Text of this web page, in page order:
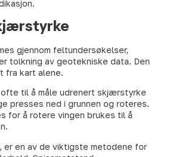
gjennom feltundersøkelser,
tolkning av geotekniske data. Den
fra kart alene.
til å måle udrenert skjærstyrke
presses ned i grunnen og roteres.
for å rotere vingen brukes til å
, er en av de viktigste metodene for